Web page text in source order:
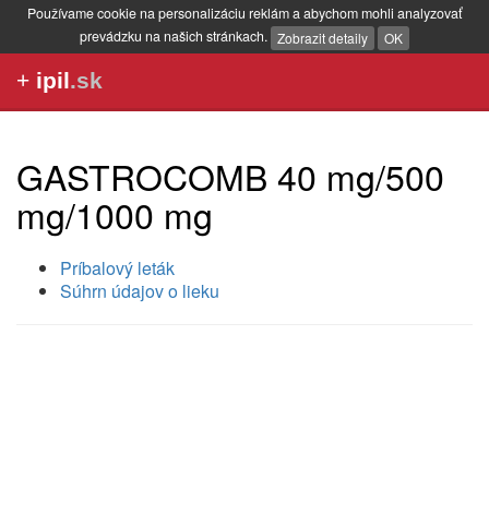
Používame cookie na personalizáciu reklám a abychom mohli analyzovať
prevádzku na našich stránkach. Zobrazit detaily OK
+ ipil.sk
GASTROCOMB 40 mg/500
mg/1000 mg
Príbalový leták
Súhrn údajov o lieku